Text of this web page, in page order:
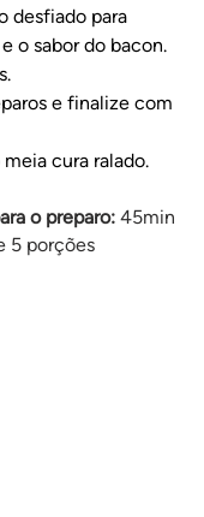
desfiado para
o sabor do bacon.
e finalize com
cura ralado.
o preparo: 45min
5 porções